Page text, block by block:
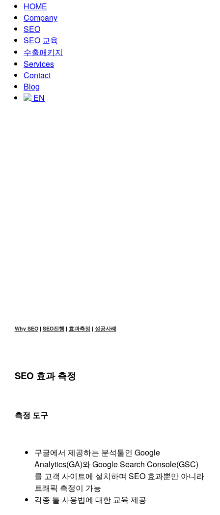
HOME
Company
SEO
SEO 교육
수출패키지
Services
Contact
Blog
EN
WhySEO| SEO진행 | 효과측정 | 성공사례
SEO 효과 측정
측정 도구
구글에서 제공하는 분석툴인 Google
Analytics(GA)와 Google Search Console(GSC)
를 고객 사이트에 설치하며 SEO 효과뿐만 아니라
트래픽 측정이 가능
각종 툴 사용법에 대한 교육 제공